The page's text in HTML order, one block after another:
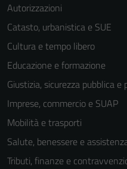
Autorizzazioni
Catasto, urbanistica e SUE
Cultura e tempo libero
Educazione e formazione
Giustizia, sicurezza pubblica
Imprese, commercio e SUAP
Mobilità e trasporti
Salute, benessere e
Tributi, finanze e